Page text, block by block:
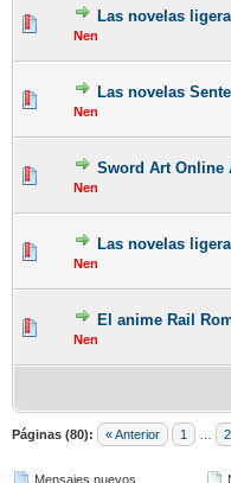
Las novelas
Nen
Las novelas
Nen
Sword Art Online
Nen
Las novelas
Nen
El anime Rail
Nen
Páginas (80): « Anterior 1
Mensajes nuevos